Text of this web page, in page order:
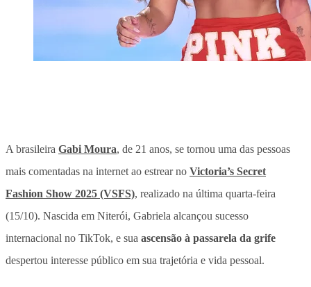
A brasileira Gabi Moura, de 21 anos, se tornou uma das pessoas
mais comentadas na internet ao estrear no Victoria’s Secret
Fashion Show 2025 (VSFS), realizado na última quarta-feira
(15/10). Nascida em Niterói, Gabriela alcançou sucesso
internacional no TikTok, e sua ascensão à passarela da grife
despertou interesse público em sua trajetória e vida pessoal.